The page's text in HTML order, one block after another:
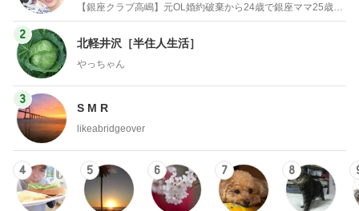
2
北軽井沢［半住人生活］
やっちゃん
3
S M R
likeabridgeover
4 5 6 7 8